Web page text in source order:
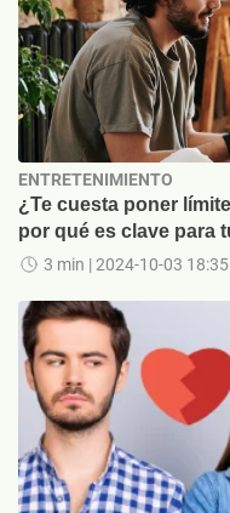
ENTRETENIMIENTO
¿Te cuesta poner
por qué es clave para
3 min | 2024-10-03 18:35